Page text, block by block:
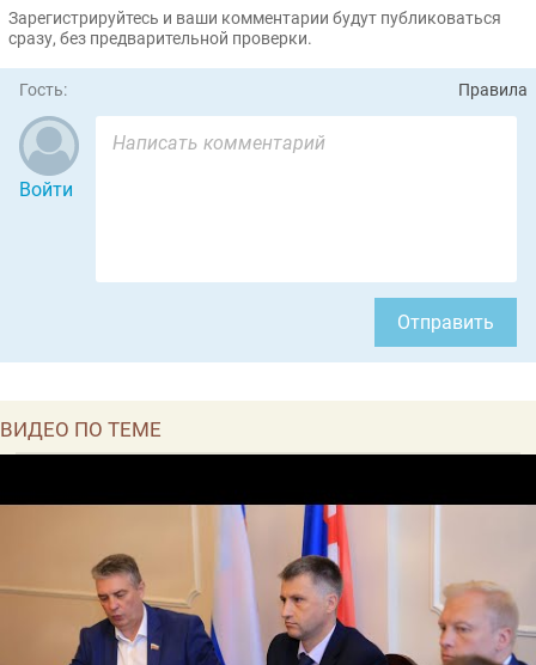
Зарегистрируйтесь и ваши комментарии будут публиковаться
сразу, без предварительной проверки.
Гость: Правила
Войти
Отправить
ВИДЕО ПО ТЕМЕ